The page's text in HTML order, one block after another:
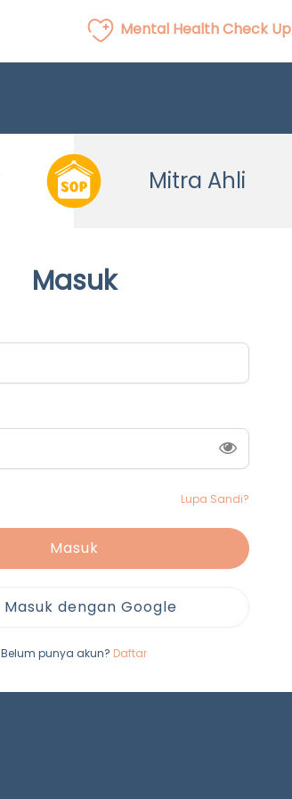
Mental Health Check Up
Mitra Ahli
Masuk
Lupa Sandi?
Masuk
Masuk dengan Google
Belum punya akun? Daftar